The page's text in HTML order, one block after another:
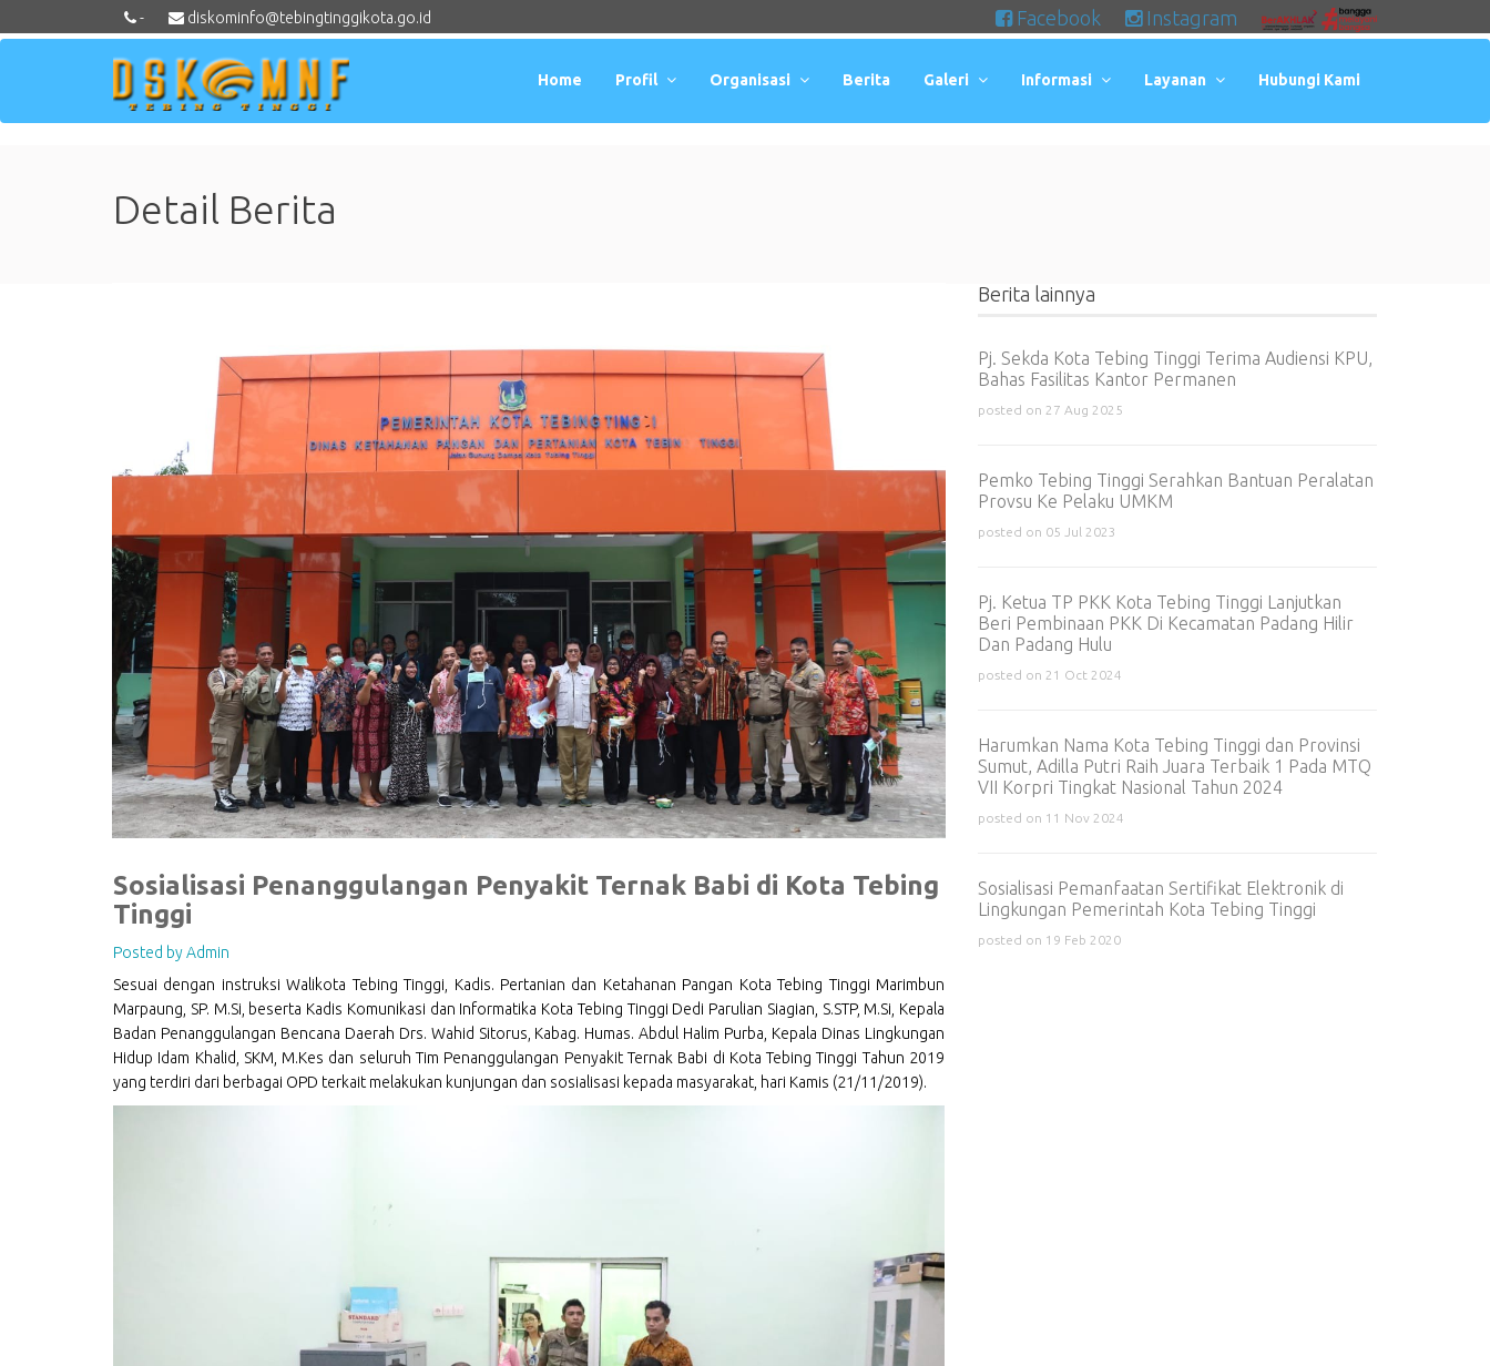
- diskominfo@tebingtinggikota.go.id Facebook Instagram
Home Profil Organisasi Berita Galeri Informasi Layanan Hubungi Kami
Detail Berita
Sosialisasi Penanggulangan Penyakit Ternak Babi di Kota Tebing
Tinggi
Posted by Admin
Sesuai dengan instruksi Walikota Tebing Tinggi, Kadis. Pertanian dan Ketahanan Pangan Kota Tebing Tinggi Marimbun
Marpaung, SP. M.Si, beserta Kadis Komunikasi dan Informatika Kota Tebing Tinggi Dedi Parulian Siagian, S.STP, M.Si, Kepala
Badan Penanggulangan Bencana Daerah Drs. Wahid Sitorus, Kabag. Humas. Abdul Halim Purba, Kepala Dinas Lingkungan
Hidup Idam Khalid, SKM, M.Kes dan seluruh Tim Penanggulangan Penyakit Ternak Babi di Kota Tebing Tinggi Tahun 2019
yang terdiri dari berbagai OPD terkait melakukan kunjungan dan sosialisasi kepada masyarakat, hari Kamis (21/11/2019).
Berita lainnya
Pj. Sekda Kota Tebing Tinggi Terima Audiensi KPU,
Bahas Fasilitas Kantor Permanen
posted on 27 Aug 2025
Pemko Tebing Tinggi Serahkan Bantuan Peralatan
Provsu Ke Pelaku UMKM
posted on 05 Jul 2023
Pj. Ketua TP PKK Kota Tebing Tinggi Lanjutkan
Beri Pembinaan PKK Di Kecamatan Padang Hilir
Dan Padang Hulu
posted on 21 Oct 2024
Harumkan Nama Kota Tebing Tinggi dan Provinsi
Sumut, Adilla Putri Raih Juara Terbaik 1 Pada MTQ
VII Korpri Tingkat Nasional Tahun 2024
posted on 11 Nov 2024
Sosialisasi Pemanfaatan Sertifikat Elektronik di
Lingkungan Pemerintah Kota Tebing Tinggi
posted on 19 Feb 2020